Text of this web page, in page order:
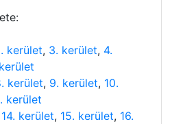
kerület, 3. kerület, 4.
kerület, 9. kerület, 10.
kerület
14. kerület, 15. kerület, 16.